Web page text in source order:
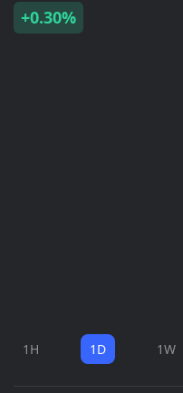
+0.30%
1H 1D 1W